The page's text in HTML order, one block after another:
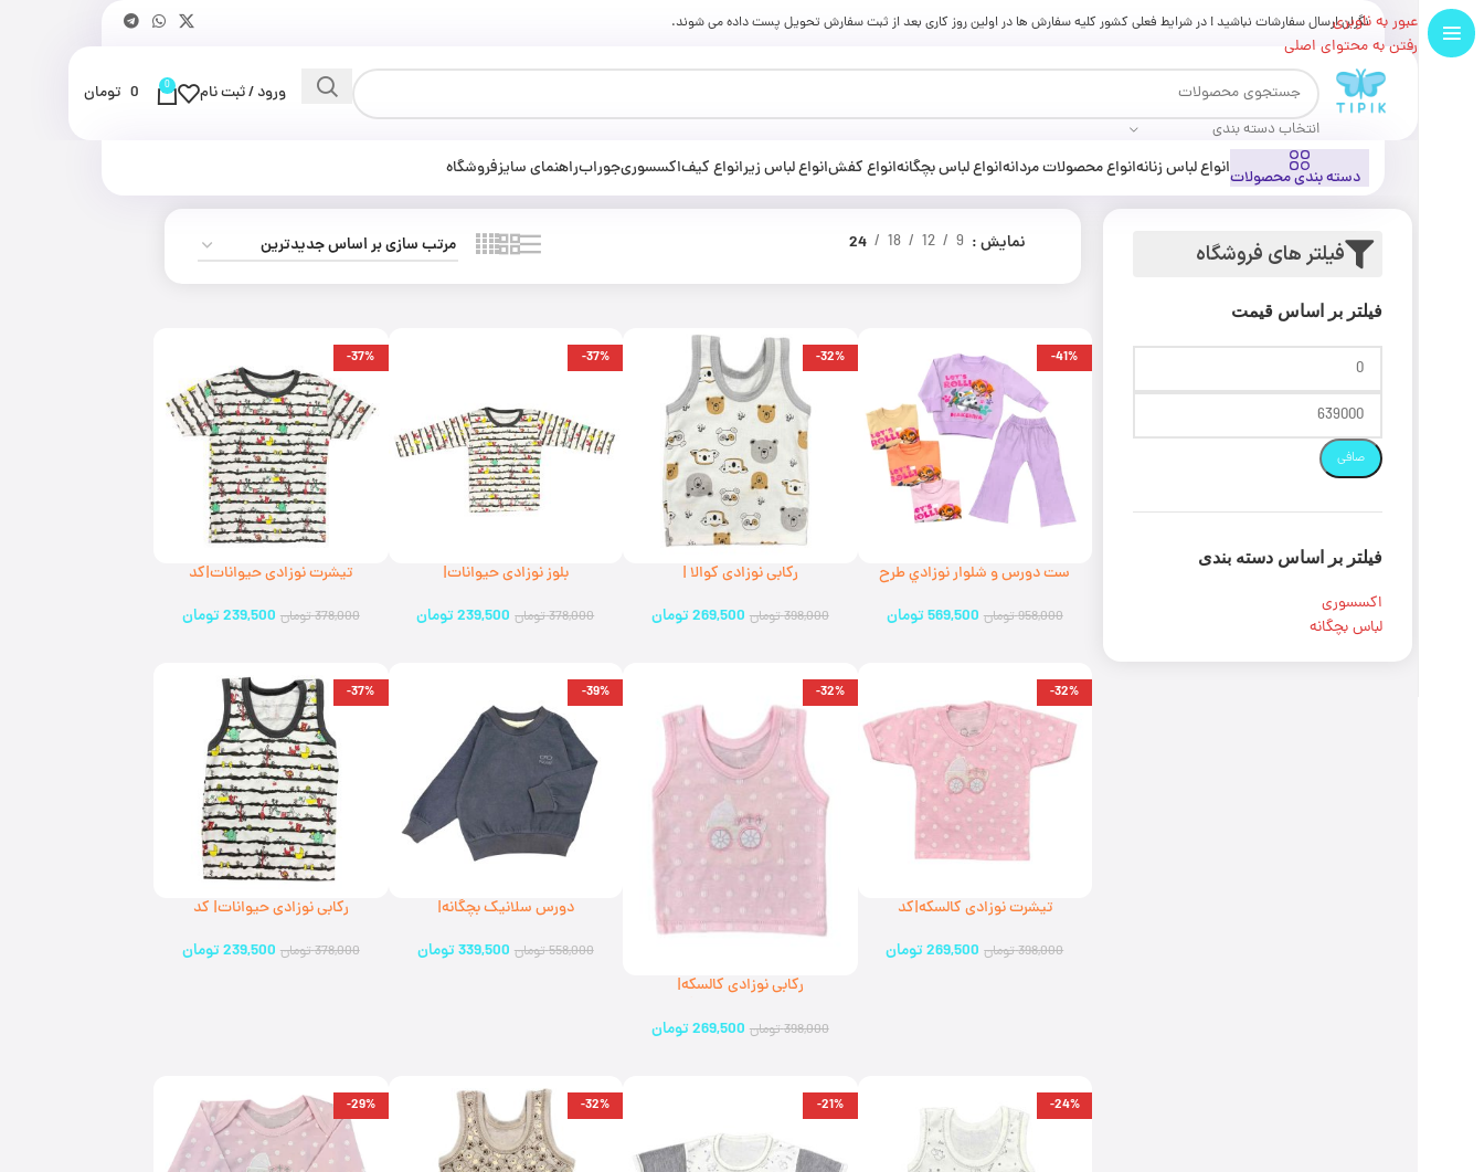
عبور به ناوبری
رفتن به محتوای اصلی
همه ی سفارش
ها!
نگران ارسال سفارشات نباشید ! در شرایط فعلی کشور کلیه سفارش ها در اولین روز کاری بعد از ثبت سفارش تحویل پست داده می شوند.
انتخاب دسته بندی
ورود / ثبت نام 0
0 تومان
دسته بندی محصولاتانواع لباس زنانهانواع محصولات مردانهانواع لباس بچگانهانواع کفشانواع لباس زیرانواع کیفاکسسوریجورابراهنمای سایزفروشگاه
فیلتر های فروشگاه
فیلتر بر اساس قیمت
صافی
فیلتر بر اساس دسته بندی
اکسسوری
لباس بچگانه
نمایش 9
12
18
24
-41%
ست دورس و شلوار نوزادي طرح
958,000تومان 569,500تومان
-32%
رکابی نوزادی کوالا |
398,000تومان 269,500تومان
-37%
بلوز نوزادی حیوانات|
378,000تومان 239,500تومان
-37%
تیشرت نوزادی حیوانات|کد
378,000تومان 239,500تومان
-32%
تیشرت نوزادی کالسکه|کد
398,000تومان 269,500تومان
-32%
رکابی نوزادی کالسکه|
398,000تومان 269,500تومان
-39%
دورس سلانیک بچگانه|
558,000تومان 339,500تومان
-37%
رکابی نوزادی حیوانات| کد
378,000تومان 239,500تومان
-24%
-21%
-32%
-29%
تخفیف پلکانی ، به ازای خرید 2 کالا 3% و 3 کالا تا 5% تخفیف بیشتر روی کل سبد خرید !